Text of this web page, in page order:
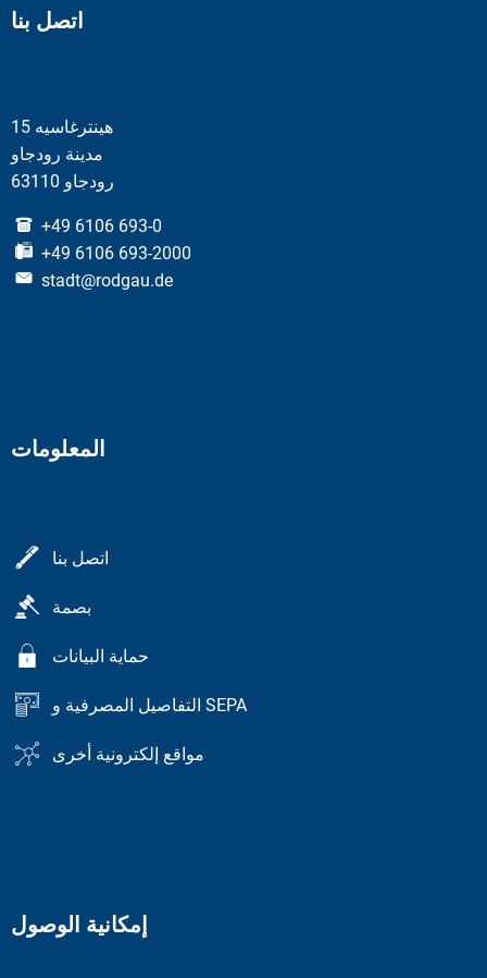
اتصل بنا
هينترغاسيه 15
مدينة رودجاو
63110 رودجاو
+49 6106 693-0
+49 6106 693-2000
stadt@rodgau.de
المعلومات
اتصل بنا
بصمة
حماية البيانات
التفاصيل المصرفية و SEPA
مواقع إلكترونية أخرى
إمكانية الوصول